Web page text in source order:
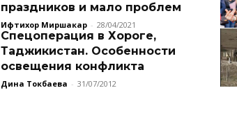
праздников и мало проблем
Ифтихор Миршакар - 28/04/2021
Спецоперация в Хороге,
Таджикистан. Особенности
освещения конфликта
Дина Токбаева - 31/07/2012